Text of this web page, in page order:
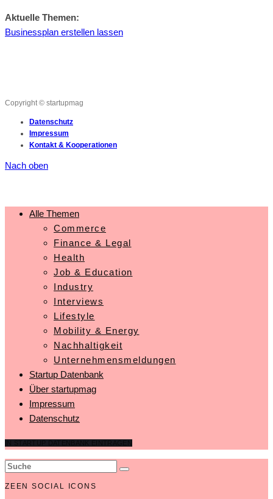
Aktuelle Themen:
Businessplan erstellen lassen
Copyright © startupmag
Datenschutz
Impressum
Kontakt & Kooperationen
Nach oben
Alle Themen
Commerce
Finance & Legal
Health
Job & Education
Industry
Interviews
Lifestyle
Mobility & Energy
Nachhaltigkeit
Unternehmensmeldungen
Startup Datenbank
Über startupmag
Impressum
Datenschutz
ZEEN SOCIAL ICONS